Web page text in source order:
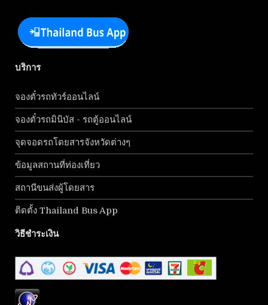
บริการ
จองตั๋วรถทัวร์ออนไลน์
จองตั๋วรถมินิบัส - รถตู้ออนไลน์
จุดจอดรถโดยสารจังหวัดต่างๆ
ข้อมูลสถานที่ท่องเที่ยว
สถานีขนส่งผู้โดยสาร
ติดตั้ง Thailand Bus App
วิธีชำระเงิน